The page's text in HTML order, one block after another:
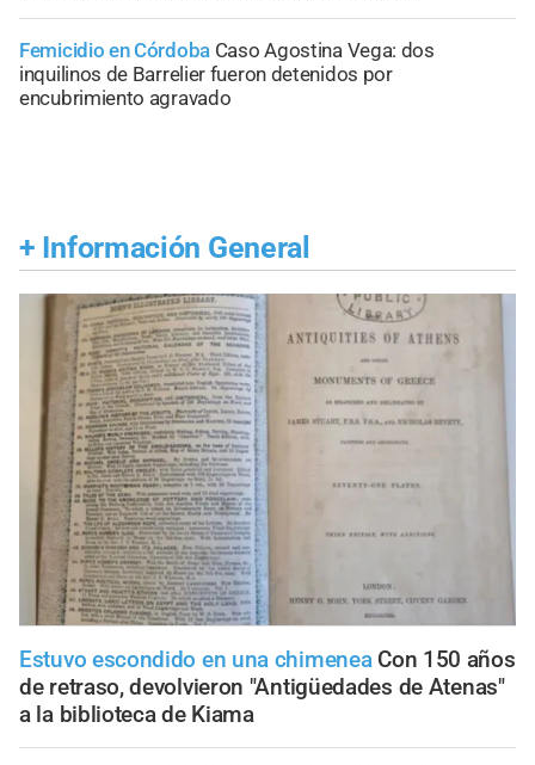
Femicidio en Córdoba Caso Agostina Vega: dos
inquilinos de Barrelier fueron detenidos por
encubrimiento agravado
+ Información General
Estuvo escondido en una chimenea Con 150 años
de retraso, devolvieron "Antigüedades de Atenas"
a la biblioteca de Kiama